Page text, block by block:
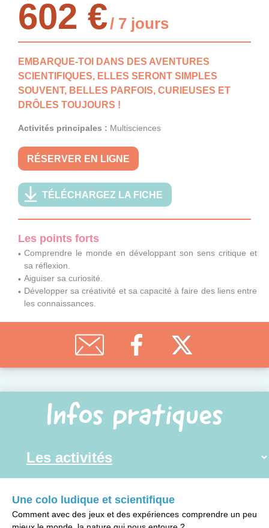
602 €/ 7 jours
EMBARQUE-TOI DANS DES AVENTURES
SCIENTIFIQUES, ELLES SERONT SIMPLES
SOUVENT, BELLES PARFOIS, CURIEUSES ET
DRÔLES TOUJOURS !
Activités principales : Multisciences
RÉSERVER EN LIGNE
TÉLÉCHARGEZ LA FICHE
Les points forts
Comprendre le monde en développant son sens critique et
sa réflexion.
Aiguiser sa curiosité.
Développer sa créativité et sa capacité à faire des liens entre
les connaissances.
Infos pratiques
Une colo ludique et scientifique
Comment avec des jeux et des expériences comprendre un peu